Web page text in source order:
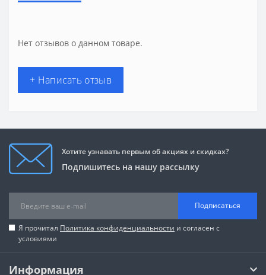
Нет отзывов о данном товаре.
+ Написать отзыв
Хотите узнавать первым об акциях и скидках?
Подпишитесь на нашу рассылку
Подписаться
Я прочитал Политика конфиденциальности и согласен с
условиями
Информация